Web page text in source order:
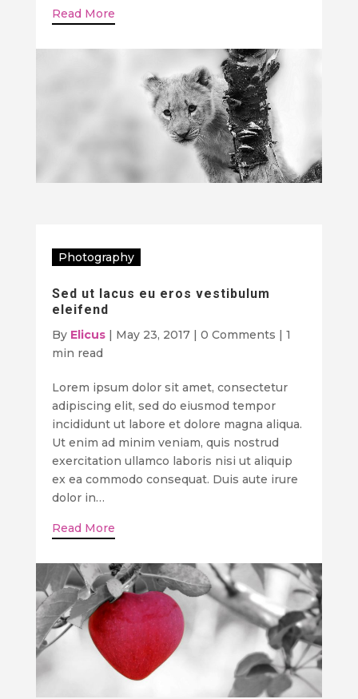
Read More
Photography
Sed ut lacus eu eros vestibulum
eleifend
By Elicus| May 23, 2017| 0 Comments | 1
min read
Lorem ipsum dolor sit amet, consectetur
adipiscing elit, sed do eiusmod tempor
incididunt ut labore et dolore magna aliqua.
Ut enim ad minim veniam, quis nostrud
exercitation ullamco laboris nisi ut aliquip
ex ea commodo consequat. Duis aute irure
dolor in…
Read More